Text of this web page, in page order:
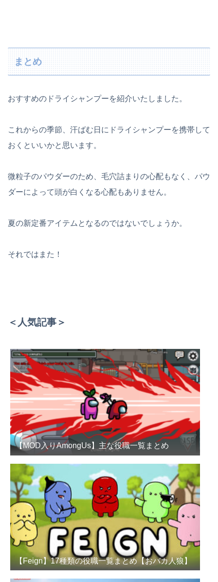
まとめ
おすすめのドライシャンプーを紹介いたしました。
これからの季節、汗ばむ日にドライシャンプーを携帯して
おくといいかと思います。
微粒子のパウダーのため、毛穴詰まりの心配もなく、パウ
ダーによって頭が白くなる心配もありません。
夏の新定番アイテムとなるのではないでしょうか。
それではまた！
＜人気記事＞
【MOD入りAmongUs】主な役職一覧まとめ
【Feign】17種類の役職一覧まとめ【おバカ人狼】